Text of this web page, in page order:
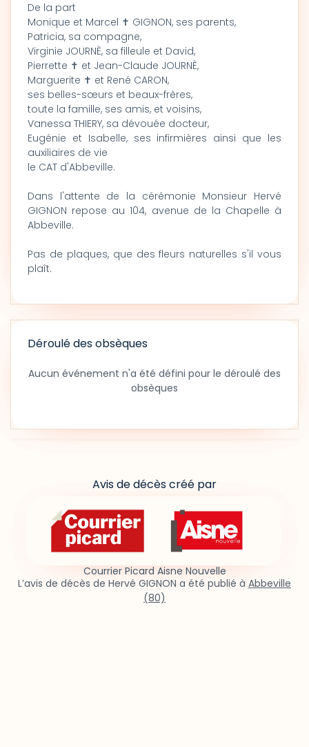
De la part
Monique et Marcel ✝ GIGNON, ses parents,
Patricia, sa compagne,
Virginie JOURNÈ, sa filleule et David,
Pierrette ✝ et Jean-Claude JOURNÈ,
Marguerite ✝ et René CARON,
ses belles-sœurs et beaux-frères,
toute la famille, ses amis, et voisins,
Vanessa THIERY, sa dévouée docteur,
Eugénie et Isabelle, ses infirmières ainsi que les
auxiliaires de vie
le CAT d'Abbeville.
Dans l'attente de la cérémonie Monsieur Hervé
GIGNON repose au 104, avenue de la Chapelle à
Abbeville.
Pas de plaques, que des fleurs naturelles s'il vous
plaît.
Déroulé des obsèques
Aucun événement n'a été défini pour le déroulé des
obsèques
Avis de décès créé par
Courrier Picard Aisne Nouvelle
L’avis de décès de Hervé GIGNON a été publié à Abbeville
(80)